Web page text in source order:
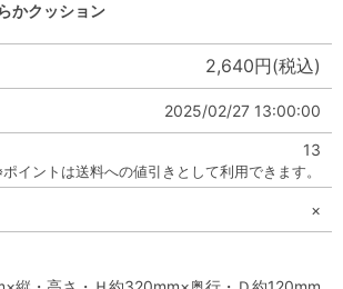
かクッション
2,640円(税込)
2025/02/27 13:00:00
13
イントは送料への値引きとして利用できます。
×